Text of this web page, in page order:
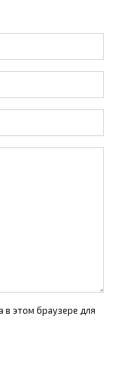
в этом браузере для